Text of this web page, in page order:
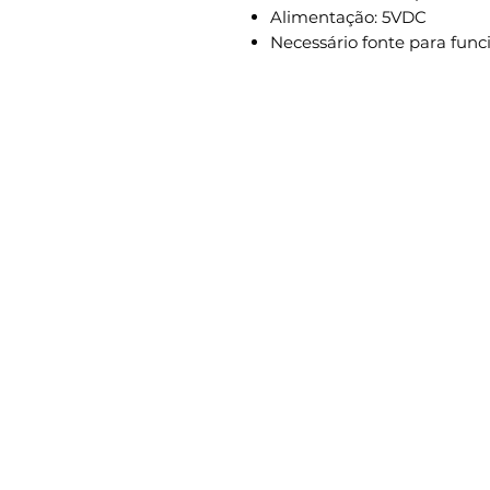
Alimentação: 5VDC
Necessário fonte para